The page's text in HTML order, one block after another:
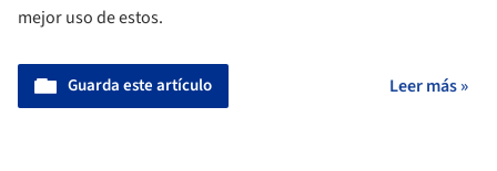
mejor uso de estos.
Guarda este artículo Leer más »